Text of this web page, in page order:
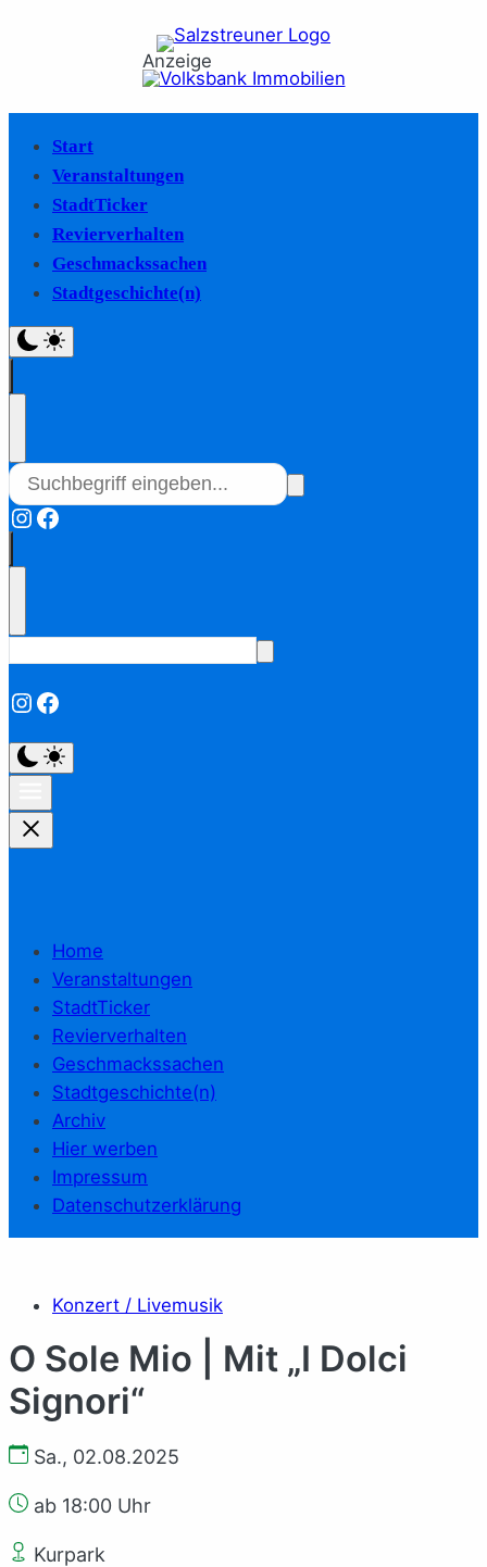
Anzeige
Start
Veranstaltungen
StadtTicker
Revierverhalten
Geschmackssachen
Stadtgeschichte(n)
Instagram
Facebook
Instagram
Facebook
Home
Veranstaltungen
StadtTicker
Revierverhalten
Geschmackssachen
Stadtgeschichte(n)
Archiv
Hier werben
Impressum
Datenschutzerklärung
Konzert / Livemusik
O Sole Mio | Mit „I Dolci
Signori“
Sa., 02.08.2025
ab 18:00 Uhr
Kurpark